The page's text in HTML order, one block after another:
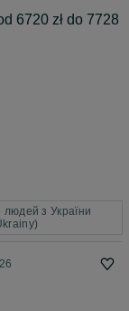
з України